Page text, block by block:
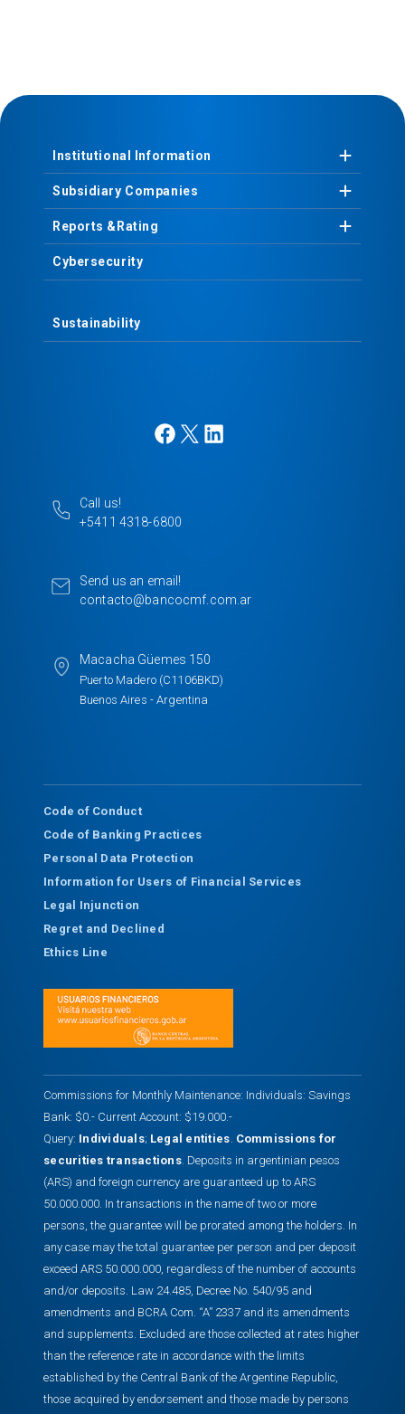
Institutional Information
Subsidiary Companies
Reports & Rating
Cybersecurity
Sustainability
Call us!
+5411 4318-6800
Send us an email!
contacto@bancocmf.com.ar
Macacha Güemes 150
Puerto Madero (C1106BKD)
Buenos Aires - Argentina
F
b
X
L
Code of Conduct
Code of Banking Practices
Personal Data Protection
Information for Users of Financial Services
Legal Injunction
Regret and Declined
Ethics Line
Commissions for Monthly Maintenance: Individuals: Savings
Bank: $0.- Current Account: $19.000.-
Query: Individuals; Legal entities Commissions for
securities transactions. Deposits in argentinian pesos
(ARS) and foreign currency are guaranteed up to ARS
50.000.000. In transactions in the name of two or more
persons, the guarantee will be prorated among the holders. In
any case may the total guarantee per person and per deposit
exceed ARS 50.000.000, regardless of the number of accounts
and/or deposits. Law 24.485, Decree No. 540/95 and
amendments and BCRA Com. “A” 2337 and its amendments
and supplements. Excluded are those collected at rates higher
than the reference rate in accordance with the limits
established by the Central Bank of the Argentine Republic,
those acquired by endorsement and those made by persons